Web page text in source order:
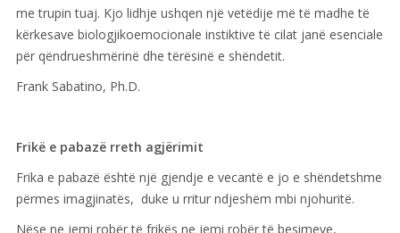
me trupin tuaj. Kjo lidhje ushqen një vetëdije më të madhe të
kërkesave biologjikoemocionale instiktive të cilat janë esenciale
për qëndrueshmërinë dhe tërësinë e shëndetit.
Frank Sabatino, Ph.D.
Frikë e pabazë rreth agjërimit
Frika e pabazë është një gjendje e vecantë e jo e shëndetshme
përmes imagjinatës, duke u rritur ndjeshëm mbi njohuritë.
Nëse ne jemi robër të frikës ne jemi robër të besimeve,